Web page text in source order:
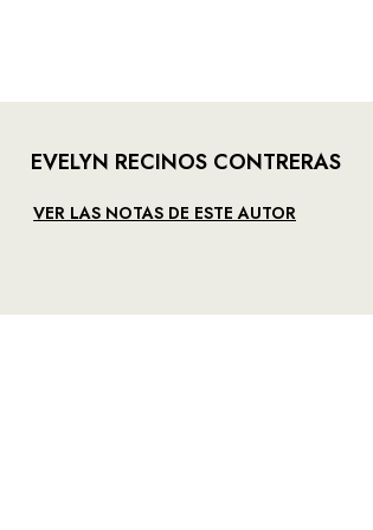
EVELYN RECINOS CONTRERAS
VER LAS NOTAS DE ESTE AUTOR